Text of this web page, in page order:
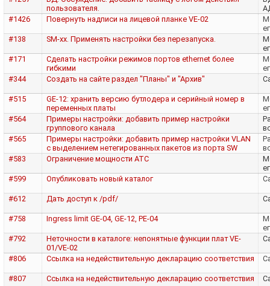
пользователя.
#1426
Повернуть надписи на лицевой планке VE-02
#138
SM-xx. Применять настройки без перезапуска.
#171
Сделать настройки режимов портов ethernet более
гибкими
#344
Создать на сайте раздел "Планы" и "Архив"
#515
GE-12: хранить версию бутлодера и серийный номер в
переменных платы
#564
Примеры настройки: добавить пример настройки
группового канала
#565
Примеры настройки: добавить пример настройки VLAN
с выделением нетегированных пакетов из порта SW
#583
Ограничение мощности АТС
#599
Опубликовать новый каталог
#612 Дать доступ к /pdf/
#758 Ingress limit GE-04, GE-12, PE-04
#792
Неточности в каталоге: непонятные функции плат VE-
01/VE-02
#806 Ссылка на недействительную декларацию соответствия
#807 Ссылка на недействительную декларацию соответствия